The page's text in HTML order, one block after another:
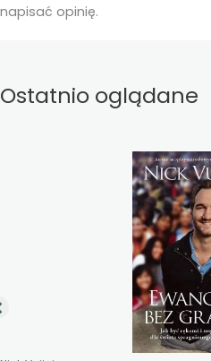
napisać opinię.
Ostatnio oglądane